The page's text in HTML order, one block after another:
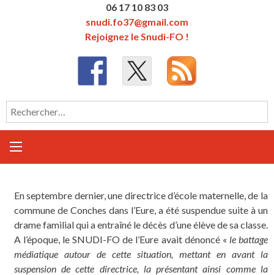
06 17 10 83 03
snudi.fo37@gmail.com
Rejoignez le Snudi-FO !
Rechercher :
En septembre dernier, une directrice d’école maternelle, de la
commune de Conches dans l’Eure, a été suspendue suite à un
drame familial qui a entraîné le décès d’une élève de sa classe.
A l’époque, le SNUDI-FO de l’Eure avait dénoncé « le battage
médiatique autour de cette situation, mettant en avant la
suspension de cette directrice, la présentant ainsi comme la